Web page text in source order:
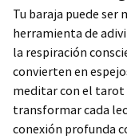
Tu baraja puede ser
herramienta de
la respiración
convierten en
meditar con el tarot
transformar cada
conexión profunda